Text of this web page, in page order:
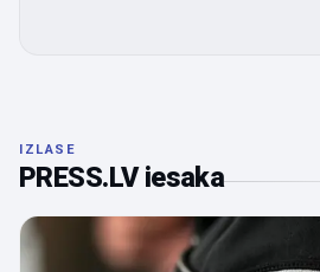
IZLASE
PRESS.LV iesaka